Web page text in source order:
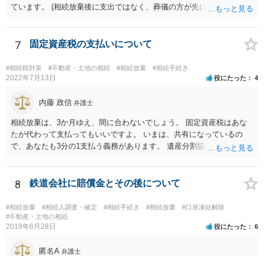
ています。 (相続放棄後に支出ではなく、葬儀の方が先に来るのが通常
述の手続ということだと思いますが) ただ、葬儀費用ならいくらでもよ
いということではなく、身分相応の、社会的儀式として当然認められ
る程度の金額に留まると考えた方がよいです。 もし、相続人の皆さん
に葬儀費用を支出する経済力がなく、質素な葬儀を行った費用であれ
ば相続財産から支出しても単純承認と認められない可能性が高いの
7 固定資産税の支払いについて
#相続税対策 #不動産・土地の相続 #相続放棄 #相続手続き
2022年7月13日 役にたった 4
内藤 政信 弁護士
相続放棄は、3か月ゆえ、間に合わないでしょう。 固定資産税はあな
たが代わって支払ってもいいですよ。 いまは、共有になっているの
で、あなたも3分の1支払う義務があります。 遺産分割協議をして、不
払い義務があります。
8 鉄道会社に賠償金とその後について
#相続放棄 #相続人調査・確定 #相続手続き #相続放棄
#口座凍結解除
#不動産・土地の相続
2019年6月28日 役にたった 6
匿名A 弁護士